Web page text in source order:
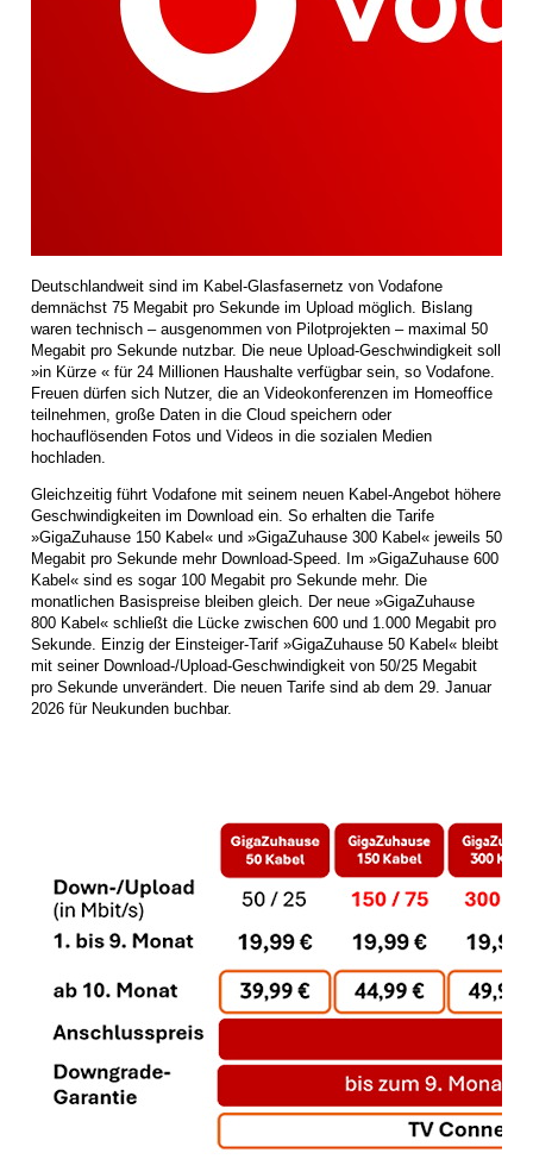
Deutschlandweit sind im Kabel-Glasfasernetz von Vodafone
demnächst 75 Megabit pro Sekunde im Upload möglich. Bislang
waren technisch – ausgenommen von Pilotprojekten – maximal 50
Megabit pro Sekunde nutzbar. Die neue Upload-Geschwindigkeit soll
»in Kürze « für 24 Millionen Haushalte verfügbar sein, so Vodafone.
Freuen dürfen sich Nutzer, die an Videokonferenzen im Homeoffice
teilnehmen, große Daten in die Cloud speichern oder
hochauflösenden Fotos und Videos in die sozialen Medien
hochladen.
Gleichzeitig führt Vodafone mit seinem neuen Kabel-Angebot höhere
Geschwindigkeiten im Download ein. So erhalten die Tarife
»GigaZuhause 150 Kabel« und »GigaZuhause 300 Kabel« jeweils 50
Megabit pro Sekunde mehr Download-Speed. Im »GigaZuhause 600
Kabel« sind es sogar 100 Megabit pro Sekunde mehr. Die
monatlichen Basispreise bleiben gleich. Der neue »GigaZuhause
800 Kabel« schließt die Lücke zwischen 600 und 1.000 Megabit pro
Sekunde. Einzig der Einsteiger-Tarif »GigaZuhause 50 Kabel« bleibt
mit seiner Download-/Upload-Geschwindigkeit von 50/25 Megabit
pro Sekunde unverändert. Die neuen Tarife sind ab dem 29. Januar
2026 für Neukunden buchbar.